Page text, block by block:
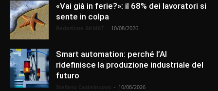
«Vai già in ferie?»: il 68% dei lavoratori si
sente in colpa
- 10/08/2026
Smart automation: perché l’AI
ridefinisce la produzione industriale del
futuro
- 10/08/2026